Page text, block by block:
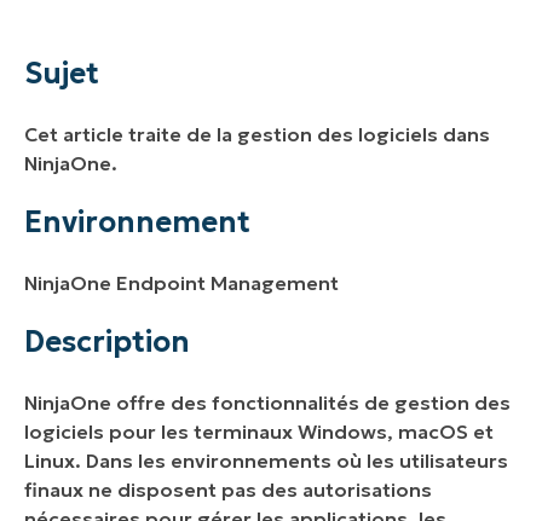
Environnement
Sujet
Cet article traite de la gestion des logiciels dans
NinjaOne.
Environnement
NinjaOne Endpoint Management
Description
NinjaOne offre des fonctionnalités de gestion des
logiciels pour les terminaux Windows, macOS et
Linux. Dans les environnements où les utilisateurs
finaux ne disposent pas des autorisations